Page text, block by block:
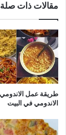
مقالات ذات صلة
طريقة عمل
الاندومي في البيت